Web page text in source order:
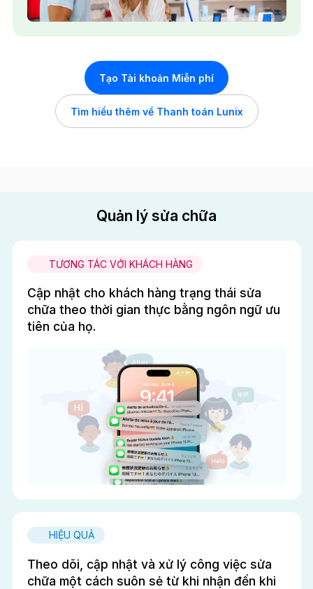
Tạo Tài khoản Miễn phí
Tìm hiểu thêm về Thanh toán Lunix
Quản lý sửa chữa
TƯƠNG TÁC VỚI KHÁCH HÀNG
Cập nhật cho khách hàng trạng thái sửa
chữa theo thời gian thực bằng ngôn ngữ ưu
tiên của họ.
HIỆU QUẢ
Theo dõi, cập nhật và xử lý công việc sửa
chữa một cách suôn sẻ từ khi nhận đến khi